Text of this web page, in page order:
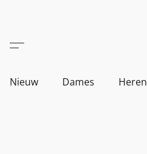
Nieuw Dames Heren